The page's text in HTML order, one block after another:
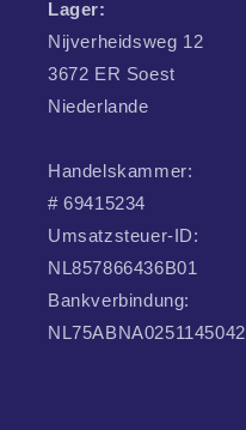
Lager:
Nijverheidsweg 12
3672 ER Soest
Niederlande
Handelskammer:
# 69415234
Umsatzsteuer-ID:
NL857866436B01
Bankverbindung:
NL75ABNA0251145042